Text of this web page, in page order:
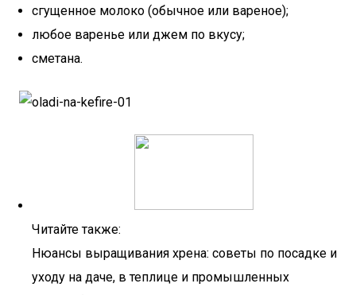
сгущенное молоко (обычное или вареное);
любое варенье или джем по вкусу;
сметана.
Читайте также:
Нюансы выращивания хрена: советы по посадке и
уходу на даче, в теплице и промышленных